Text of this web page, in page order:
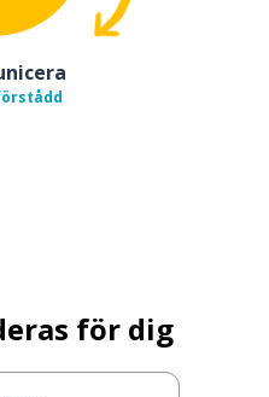
för dig